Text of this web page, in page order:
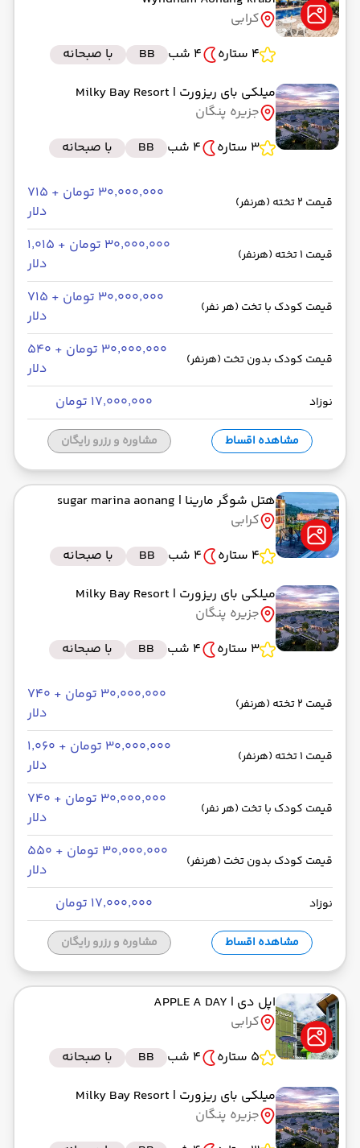
حرکت از مبدا: 22:45
به فرودگاه بین‌المللی دبی DXB
رسیدن به مقصد : 03:00
فلای دبی -Economy
مدت سفر: 07:00
حرکت از مبدا: 07:00
به فرودگاه بین‌المللی امام خمینی IKA
رسیدن به مقصد : 08:45
فلای دبی -Economy
مدت سفر: 02:30
کرابی
4 ستاره
4 شب BB
با صبحانه
میلکی بای ریزورت | Milky Bay Resort
جزیره پنگان
3 ستاره
4 شب BB با صبحانه
قیمت 2 تخته (هرنفر)
۳۰٬۰۰۰٬۰۰۰ تومان + ۷۱۵
دلار
قیمت 1 تخته (هرنفر)
۳۰٬۰۰۰٬۰۰۰ تومان + ۱٬۰۱۵
دلار
قیمت کودک با تخت (هر نفر)
۳۰٬۰۰۰٬۰۰۰ تومان + ۷۱۵
دلار
قیمت کودک بدون تخت (هرنفر)
۳۰٬۰۰۰٬۰۰۰ تومان + ۵۴۰
دلار
نوزاد ۱۷٬۰۰۰٬۰۰۰ تومان
مشاهده اقساط مشاوره و رزرو رایگان
هتل شوگر مارینا | sugar marina aonang
کرابی
4 ستاره
4 شب BB
با صبحانه
میلکی بای ریزورت | Milky Bay Resort
جزیره پنگان
3 ستاره
4 شب BB با صبحانه
قیمت 2 تخته (هرنفر)
۳۰٬۰۰۰٬۰۰۰ تومان + ۷۴۰
دلار
قیمت 1 تخته (هرنفر)
۳۰٬۰۰۰٬۰۰۰ تومان + ۱٬۰۶۰
دلار
قیمت کودک با تخت (هر نفر)
۳۰٬۰۰۰٬۰۰۰ تومان + ۷۴۰
دلار
قیمت کودک بدون تخت (هرنفر)
۳۰٬۰۰۰٬۰۰۰ تومان + ۵۵۰
دلار
نوزاد ۱۷٬۰۰۰٬۰۰۰ تومان
مشاهده اقساط مشاوره و رزرو رایگان
اپل دی | APPLE A DAY
کرابی
5 ستاره
4 شب BB
با صبحانه
میلکی بای ریزورت | Milky Bay Resort
جزیره پنگان